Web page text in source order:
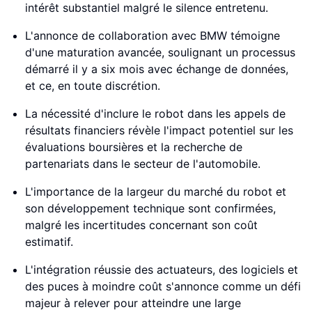
intérêt substantiel malgré le silence entretenu.
L'annonce de collaboration avec BMW témoigne
d'une maturation avancée, soulignant un processus
démarré il y a six mois avec échange de données,
et ce, en toute discrétion.
La nécessité d'inclure le robot dans les appels de
résultats financiers révèle l'impact potentiel sur les
évaluations boursières et la recherche de
partenariats dans le secteur de l'automobile.
L'importance de la largeur du marché du robot et
son développement technique sont confirmées,
malgré les incertitudes concernant son coût
estimatif.
L'intégration réussie des actuateurs, des logiciels et
des puces à moindre coût s'annonce comme un défi
majeur à relever pour atteindre une large